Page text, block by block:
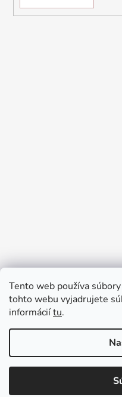
Tento web používa
tohto webu vyjadrujete
informáciítu.
Prijímame online